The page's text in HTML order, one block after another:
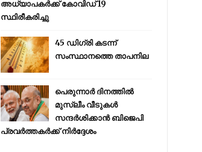
അധ്യാപകര്‍ക്ക് കോവിഡ് 19
സ്ഥിരീകരിച്ചു
45 ഡിഗ്രി കടന്ന്
സംസ്ഥാനത്തെ താപനില
പെരുന്നാര്‍ ദിനത്തില്‍
മുസ്ലീം വീടുകള്‍
സന്ദര്‍ശിക്കാന്‍ ബിജെപി
പ്രവര്‍ത്തകര്‍ക്ക് നിര്‍ദ്ദേശം